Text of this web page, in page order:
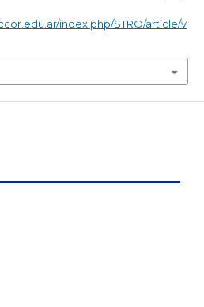
index.php/STRO/article/v